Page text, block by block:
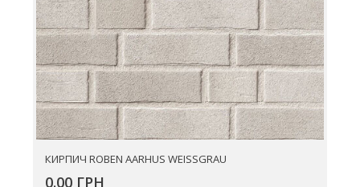
КИРПИЧ ROBEN AARHUS WEISSGRAU
0.00 ГРН